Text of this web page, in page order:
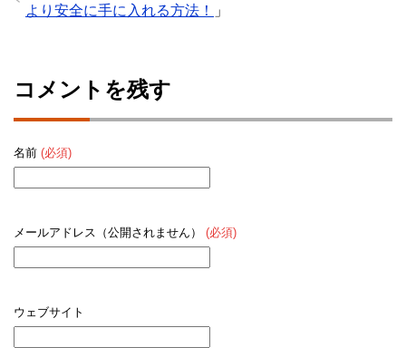
より安全に手に入れる方法！
」
コメントを残す
名前 (必須)
メールアドレス（公開されません） (必須)
ウェブサイト